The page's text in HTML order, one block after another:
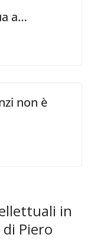
a…
non è
in
Piero